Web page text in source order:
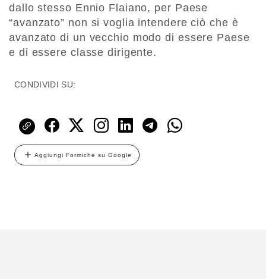
dallo stesso Ennio Flaiano, per Paese
“avanzato” non si voglia intendere ciò che è
avanzato di un vecchio modo di essere Paese
e di essere classe dirigente.
CONDIVIDI SU:
Aggiungi Formiche su Google